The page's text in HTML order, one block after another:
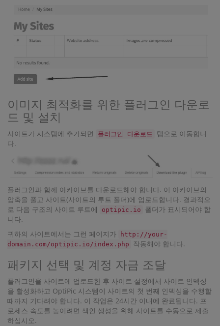
이미지 최적화를 위한 플러그인 다운로
드 및 설치
사이트가 시스템에 추가되면 플러그인 다운로드
탭으로 이동합니
다.
플러그인과 함께 아카이브를 다운로드해야 합니다. 이 아카이브의
압축을 풀고 사이트(사이트의 루트 폴더)에 업로드합니다. 결과적으
로 다음 구조의 사이트 루트에
optipic.io
폴더가 표시되어야 합
니다.
귀하의 사이트에서는 그런 페이지가
http://your-
domain.com/optipic.io/index.php
작동해야 합니다.
패키지 선택 및 계정 자금 조달
플러그인을 사이트에 업로드한 후 사이트 설정에서 사이트 인덱싱
을 활성화하고 OptiPic 시스템이 사이트의 첫 번째 인덱싱을 수행할
때까지 기다려야 합니다. 이 작업은 24시간 이내에 완료됩니다. 프
로세스 속도를 높이려면 색인 생성을 위해 사이트를 수동으로 제출
하십시오.